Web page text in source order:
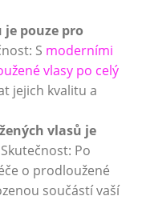
pouze pro
S moderními
vlasy po celý
jejich kvalitu a
vlasů je
Po
o prodloužené
součástí vaší